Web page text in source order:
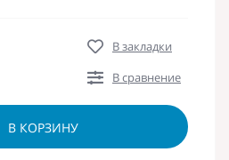
В закладки
В сравнение
В КОРЗИНУ